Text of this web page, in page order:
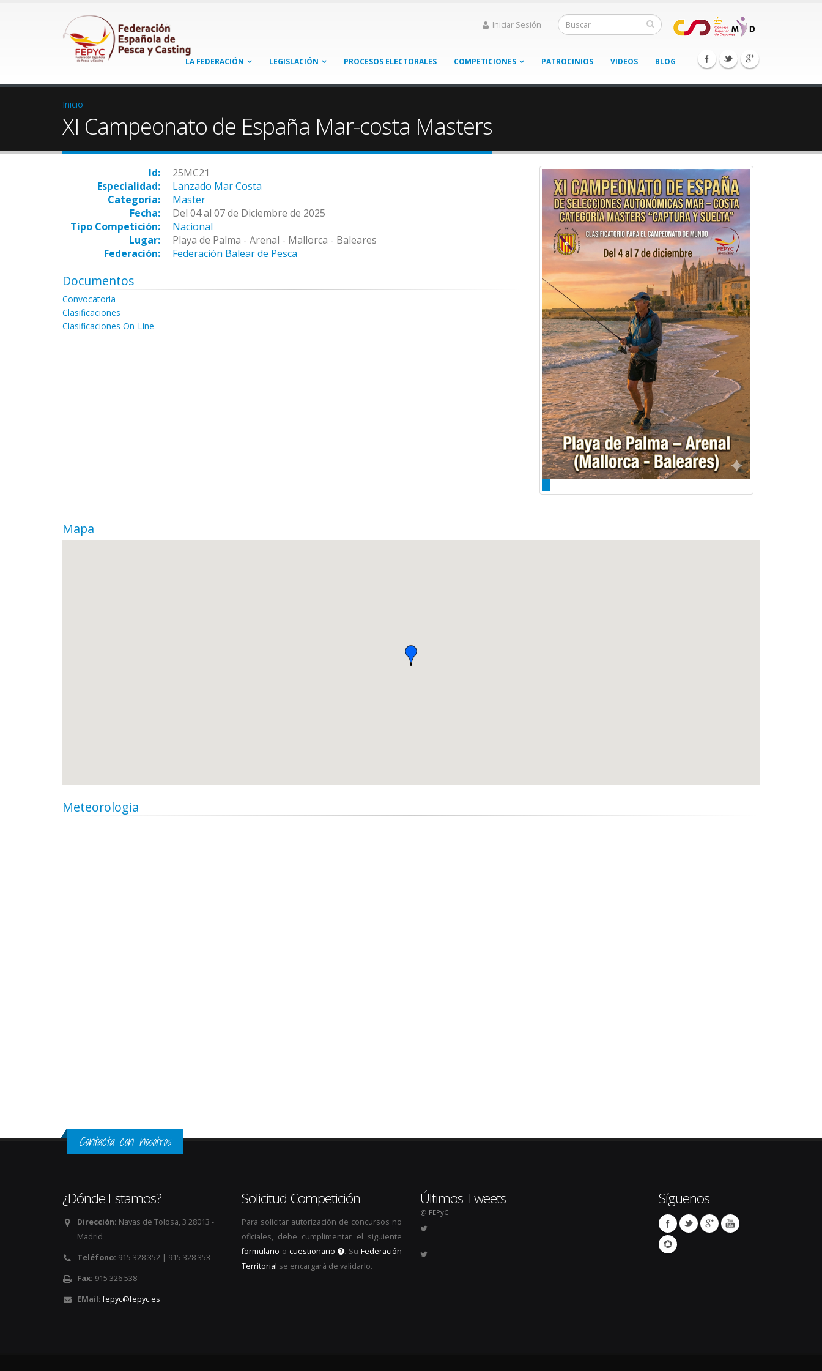
Iniciar Sesión
LA FEDERACIÓN LEGISLACIÓN PROCESOS ELECTORALES COMPETICIONES PATROCINIOS VIDEOS BLOG
Inicio
XI Campeonato de España Mar-costa Masters
Id:
25MC21
Especialidad:
Lanzado Mar Costa
Categoría:
Master
Fecha:
Del 04 al 07 de Diciembre de 2025
Tipo Competición:
Nacional
Lugar:
Playa de Palma - Arenal - Mallorca - Baleares
Federación:
Federación Balear de Pesca
Documentos
Convocatoria
Clasificaciones
Clasificaciones On-Line
Mapa
Meteorologia
Contacta con nosotros
¿Dónde Estamos?
Dirección: Navas de Tolosa, 3 28013 -
Madrid
Teléfono: 915 328 352 | 915 328 353
Fax: 915 326 538
EMail: fepyc@fepyc.es
Solicitud Competición
Para solicitar autorización de concursos no
oficiales, debe cumplimentar el siguiente
formulario o cuestionario . SuFederación
Territorial se encargará de validarlo.
Últimos Tweets
@ FEPyC
Síguenos